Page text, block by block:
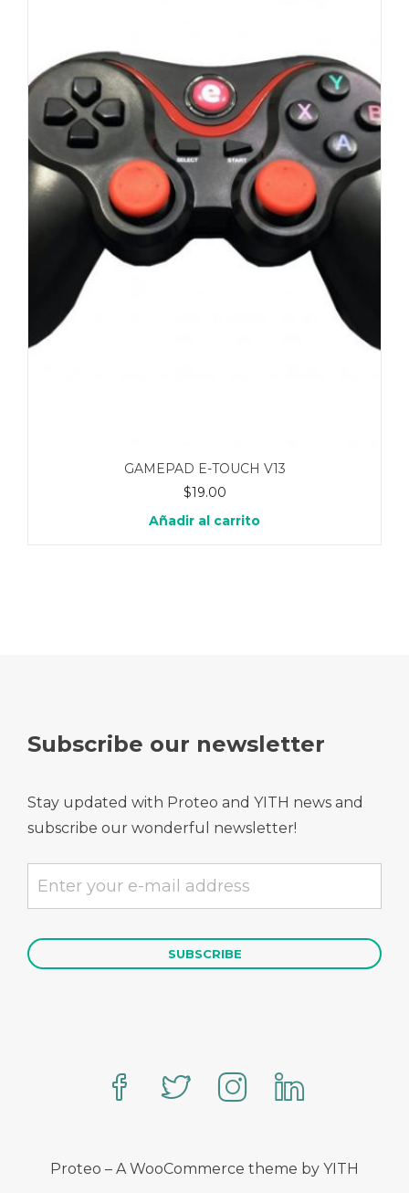
GAMEPAD E-TOUCH V13
$19.00
Añadir al carrito
Subscribe our newsletter
Stay updated with Proteo and YITH news and
subscribe our wonderful newsletter!
Proteo – A WooCommerce theme by YITH